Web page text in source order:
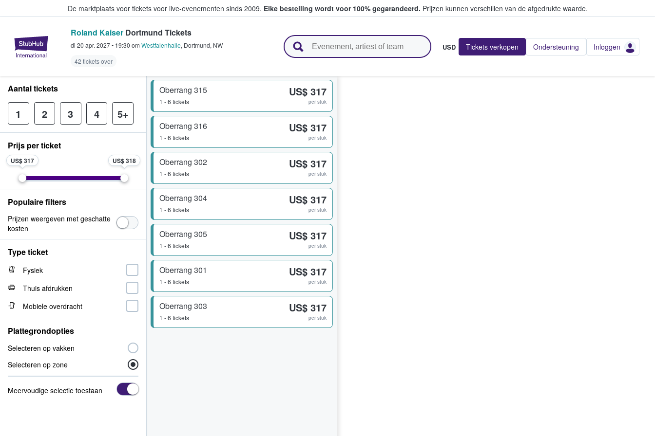
De marktplaats voor tickets voor live-evenementen sinds 2009. Elke bestelling wordt voor 100% gegarandeerd. Prijzen kunnen verschillen van de afgedrukte waarde.
StubHub: waar fans tickets kopen en verkopen
Roland Kaiser Dortmund Tickets
di 20 apr. 2027• 19:30 om Westfalenhalle, Dortmund, NW
42 tickets over
USD Tickets verkopen Ondersteuning Inloggen
Oberrang 315
1 - 6 tickets
US$ 317
per stuk
Oberrang 316
1 - 6 tickets
US$ 317
per stuk
Oberrang 302
1 - 6 tickets
US$ 317
per stuk
Oberrang 304
1 - 6 tickets
US$ 317
per stuk
Oberrang 305
1 - 6 tickets
US$ 317
per stuk
Oberrang 301
1 - 6 tickets
US$ 317
per stuk
Oberrang 303
1 - 6 tickets
US$ 317
per stuk
Aantal tickets
1 2 3 4 5+
Prijs per ticket
US$ 317 US$ 318
Populaire filters
Prijzen weergeven met geschatte
kosten
Type ticket
Fysiek
Thuis afdrukken
Mobiele overdracht
Plattegrondopties
Selecteren op vakken
Selecteren op zone
Meervoudige selectie toestaan